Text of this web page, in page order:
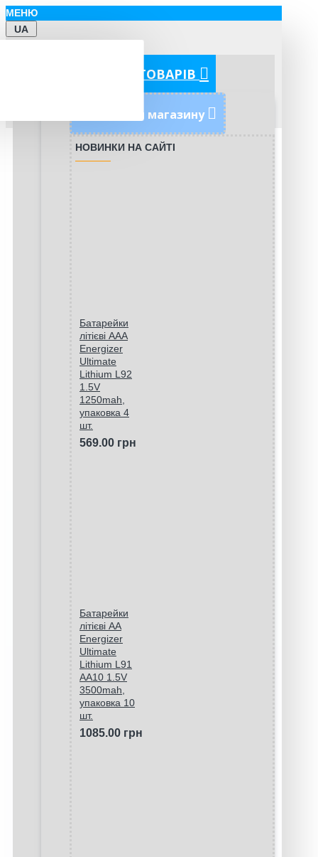
МЕНЮ
UA
КАТЕГОРІЇ ТОВАРІВ
Новинки магазину
НОВИНКИ НА САЙТІ
Батарейки
літієві ААA
Energizer
Ultimate
Lithium L92
1.5V
1250mah,
упаковка 4
шт.
569.00 грн
Батарейки
літієві AA
Energizer
Ultimate
Lithium L91
AA10 1.5V
3500mah,
упаковка 10
шт.
1085.00 грн